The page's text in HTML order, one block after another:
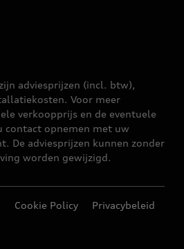
adviesprijzen (incl. btw),
Voor meer
verkoopprijs en de eventuele
opnemen met uw
De adviesprijzen kunnen zonder
worden gewijzigd.
Cookie Policy Privacybeleid